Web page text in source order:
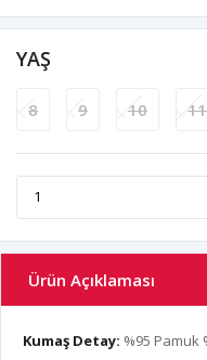
YAŞ
8 9 10 11
Ürün Açıklaması
Kumaş Detay: %95 Pamuk